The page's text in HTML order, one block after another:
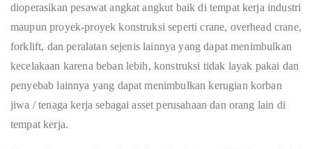
dioperasikan pesawat angkat angkut baik di tempat kerja industri
maupun proyek-proyek konstruksi seperti crane, overhead crane,
forklift, dan peralatan sejenis lainnya yang dapat menimbulkan
kecelakaan karena beban lebih, konstruksi tidak layak pakai dan
penyebab lainnya yang dapat menimbulkan kerugian korban
jiwa / tenaga kerja sebagai asset perusahaan dan orang lain di
tempat kerja.